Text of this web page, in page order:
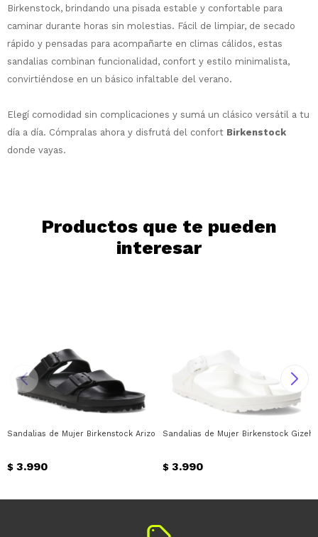
Birkenstock, brindando una pisada estable y confortable para
caminar durante horas sin molestias. Fácil de limpiar, de secado
rápido y pensadas para acompañarte en climas cálidos, estas
sandalias combinan funcionalidad, confort y estilo minimalista,
convirtiéndose en un básico infaltable del verano.
Elegí comodidad sin complicaciones y sumá un clásico versátil a tu
día a día. Cómpralas ahora y disfrutá del confort Birkenstock
donde vayas.
Productos que te pueden
interesar
Sandalias de Mujer Birkenstock Arizona Birkenstock - Negro
$ 3.990
Sandalias de Mujer Birkenstock
$ 3.990
Comprá ahora y Pagá
Después, hasta en 12
cuotas y sin tocar tu
tarjeta de crédito
Verifica si estás calificado para comprar
con Pago Después:
Cédula de identidad
Celular
Fecha de nacimiento
Estás calificado para comprar usando Pago
Después.
¡Tenés hasta
para comprar en las cuotas
que prefieras!
Elegís Pago Después como metodo de pago
* sujeto a aprobación crediticia. El monto
Ups!
Parece que no tenes oferta, lamentamos
el inconveniente, por cualquier duda
contactanos en
¡Algo salió mal!
Por favor intenta nuevamente mas tarde.